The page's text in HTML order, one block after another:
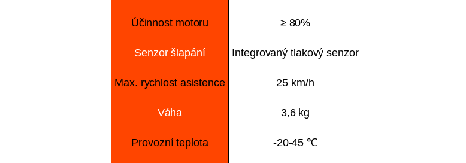
Účinnost motoru ≥ 80%
Senzor šlapání Integrovaný tlakový senzor
Max. rychlost asistence 25 km/h
Váha 3,6 kg
Provozní teplota -20-45 ℃